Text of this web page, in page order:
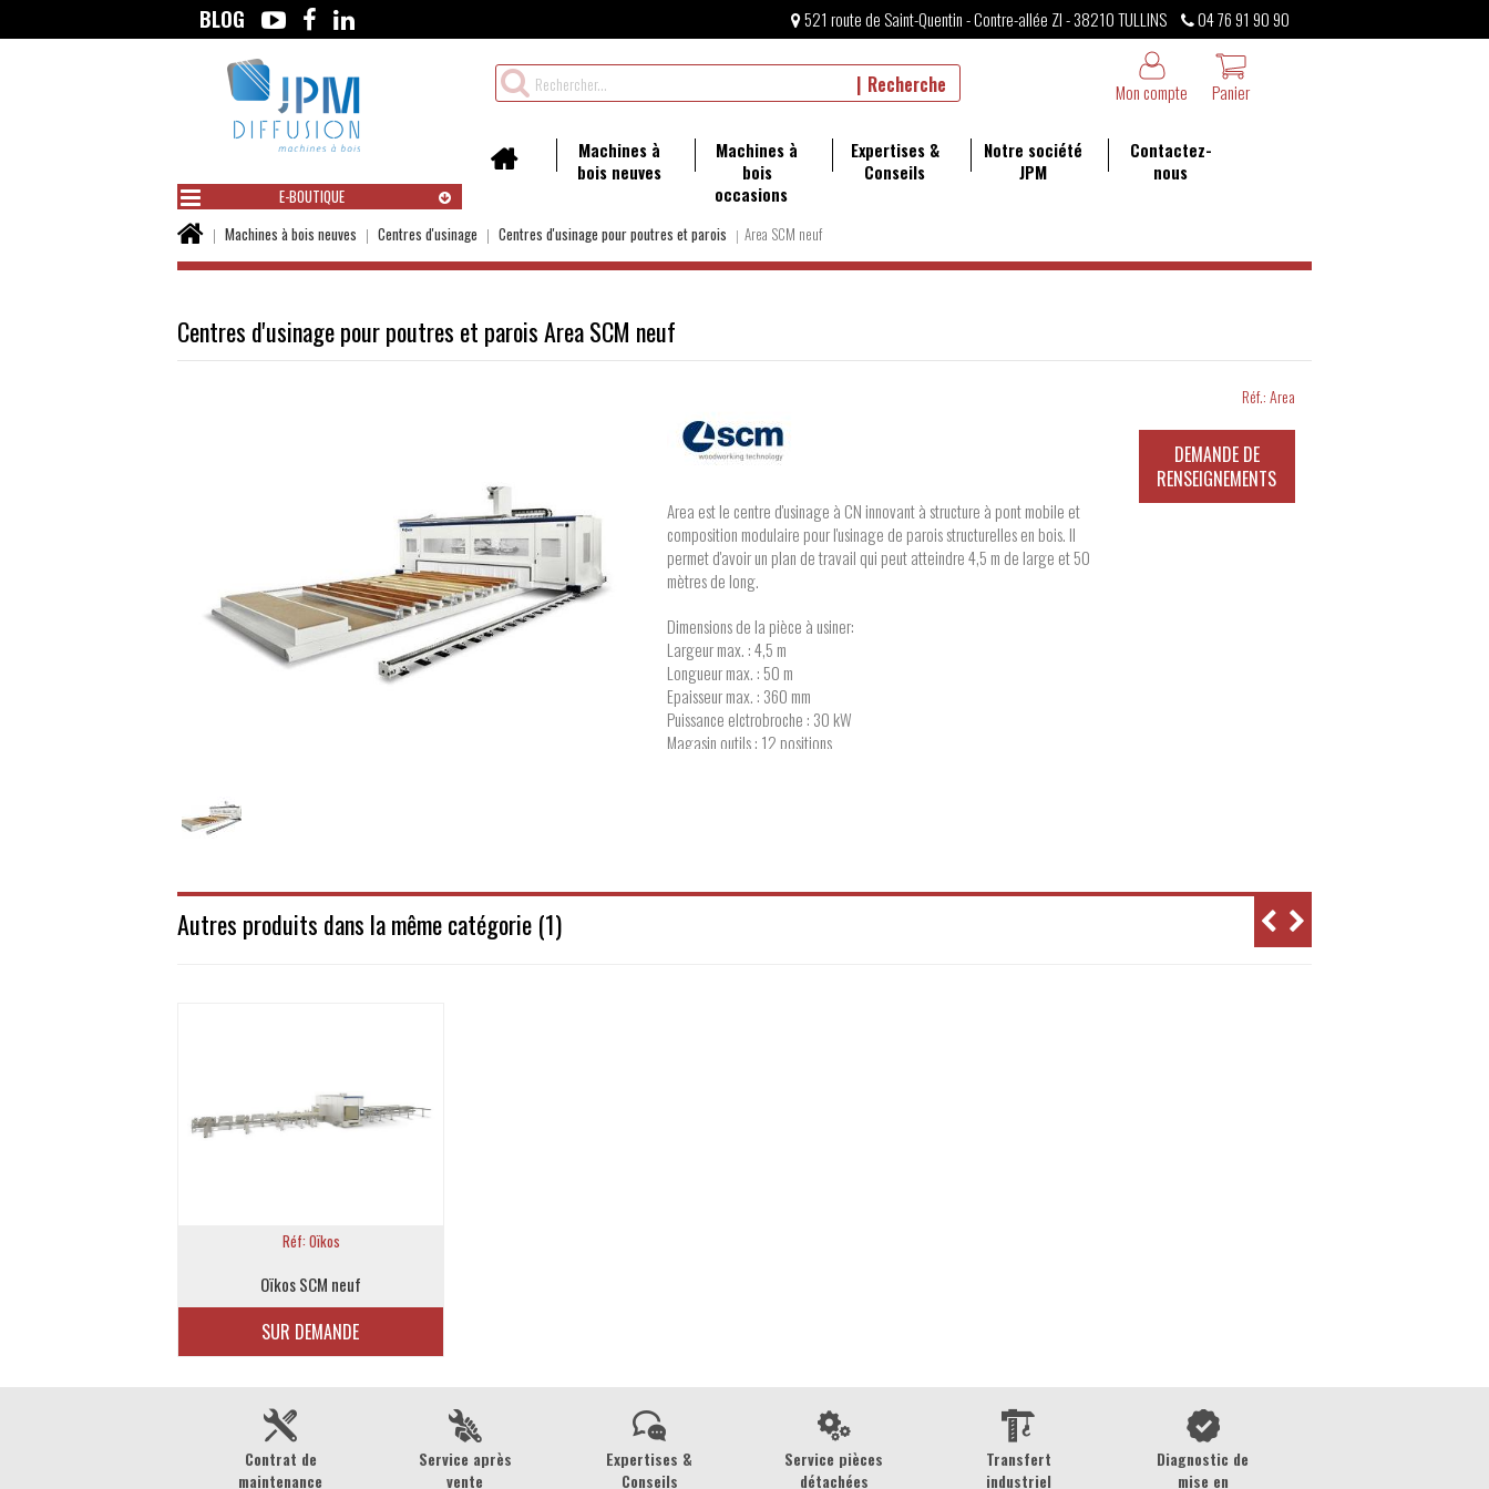
BLOG 521 route de Saint-Quentin - Contre-allée ZI - 38210 TULLINS
04 76 91 90 90
Rechercher
un
Recherche Panier
Mon compte
Machines à
bois neuves
Machines à
bois
occasions
Expertises &
Conseils
Notre société
JPM
Contactez-
nous
E-BOUTIQUE
Vous
ici :
Machines à bois neuves Centres d'usinage Centres d'usinage pour poutres et parois Area SCM neuf
Centres d'usinage pour poutres et parois Area SCM neuf
Area est le centre d'usinage à CN innovant à structure à pont mobile et
composition modulaire pour l'usinage de parois structurelles en bois. Il
permet d'avoir un plan de travail qui peut atteindre 4,5 m de large et 50
mètres de long.
Dimensions de la pièce à usiner:
Largeur max. : 4,5 m
Longueur max. : 50 m
Epaisseur max. : 360 mm
Puissance elctrobroche : 30 kW
Magasin outils : 12 positions
Réf.:Area
DEMANDE DE
RENSEIGNEMENTS
Autres produits dans la même catégorie (1)
Réf: Oïkos
Oïkos SCM neuf
SUR DEMANDE
Contrat de
maintenance
Service après
vente
Expertises &
Conseils
Service pièces
détachées
Transfert
industriel
Diagnostic de
mise en